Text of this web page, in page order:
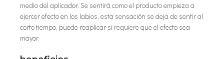
medio del aplicador. Se sentirá como el producto empieza a
ejercer efecto en los labios, esta sensación se deja de sentir al
corto tiempo, puede reaplicar si requiere que el efecto sea
mayor.